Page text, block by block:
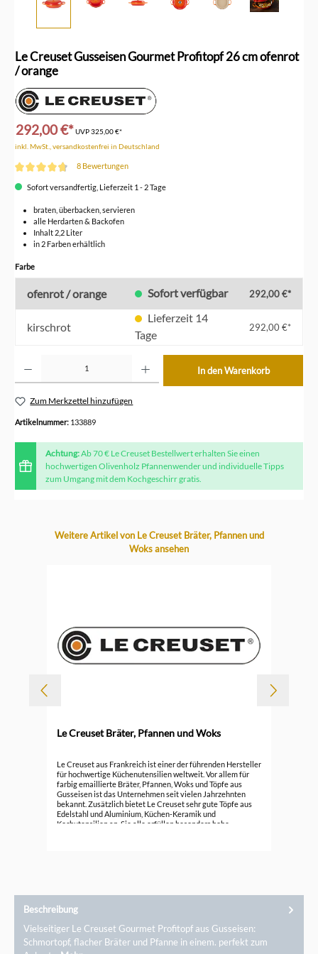
Le Creuset Gusseisen Gourmet Profitopf 26 cm ofenrot
/ orange
292,00 €*UVP325,00 €*
inkl. MwSt., versandkostenfrei in Deutschland
8 Bewertungen
Sofort versandfertig, Lieferzeit 1 - 2 Tage
braten, überbacken, servieren
alle Herdarten & Backofen
Inhalt 2,2 Liter
in 2 Farben erhältlich
Farbeauswählen
ofenrot / orange Sofort verfügbar 292,00 €*
kirschrot
Tage
292,00 €*
In den Warenkorb
Zum Merkzettel hinzufügen
Artikelnummer: 133889
Achtung:Ab 70 € Le Creuset Bestellwert erhalten Sie einen
hochwertigen Olivenholz Pfannenwender und individuelle Tipps
zum Umgang mit dem Kochgeschirr gratis.
Produktgalerie überspringen
Weitere Artikel von Le Creuset Bräter, Pfannen und
Woks ansehen
Le Creuset Bräter, Pfannen und Woks
Le Creuset aus Frankreich ist einer der führenden Hersteller
für hochwertige Küchenutensilien weltweit. Vor allem für
farbig emaillierte Bräter, Pfannen, Woks und Töpfe aus
Gusseisen ist das Unternehmen seit vielen Jahrzehnten
bekannt. Zusätzlich bietet Le Creuset sehr gute Töpfe aus
Edelstahl und Aluminium, Küchen-Keramik und
Kochutensilien an. Sie alle erfüllen besonders hohe
Beschreibung
Vielseitiger Le Creuset Gourmet Profitopf aus Gusseisen:
Schmortopf, flacher Bräter und Pfanne in einem. perfekt zum